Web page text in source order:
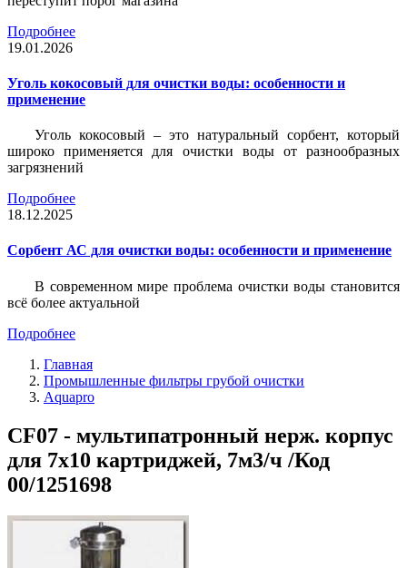
Подробнее
19.01.2026
Уголь кокосовый для очистки воды: особенности и
применение
Уголь кокосовый – это натуральный сорбент, который
широко применяется для очистки воды от разнообразных
загрязнений
Подробнее
18.12.2025
Сорбент АС для очистки воды: особенности и применение
В современном мире проблема очистки воды становится
всё более актуальной
Подробнее
Главная
Промышленные фильтры грубой очистки
Aquapro
CF07 - мультипатронный нерж. корпус
для 7х10 картриджей, 7м3/ч /Код
00/1251698